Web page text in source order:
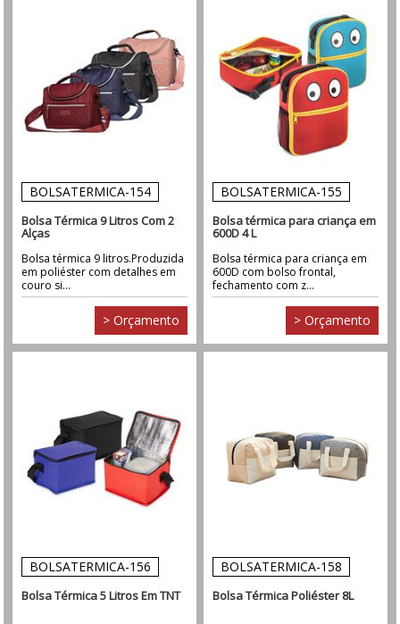
BOLSATERMICA-154
Bolsa Térmica 9 Litros Com 2
Alças
Bolsa térmica 9 litros.Produzida
em poliéster com detalhes em
couro si...
> Orçamento
BOLSATERMICA-155
Bolsa térmica para criança em
600D 4 L
Bolsa térmica para criança em
600D com bolso frontal,
fechamento com z...
> Orçamento
BOLSATERMICA-156
Bolsa Térmica 5 Litros Em TNT
BOLSATERMICA-158
Bolsa Térmica Poliéster 8L